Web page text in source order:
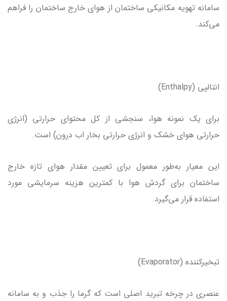
سامانه تهویه مکانیکی ساختمان از هوای خارج ساختمان را فراهم
می‌کند.
انتالپی (Enthalpy)
برای یک نمونه هوا، سنجشی از کل محتوای حرارتی (انرژی
حرارتی هوای خشک و انرژی حرارتی بخار اب درون) است.
این معیار به‌طور معمول برای تعیین مقدار هوای تازه خارج
ساختمان برای گردش هوا با کمترین هزینه سرمایشی مورد
استفاده قرار می‌گیرد.
تبخیرکننده (Evaporator)
عنصری در چرخه تبرید اصلی است که گرما را جذب و به سامانه